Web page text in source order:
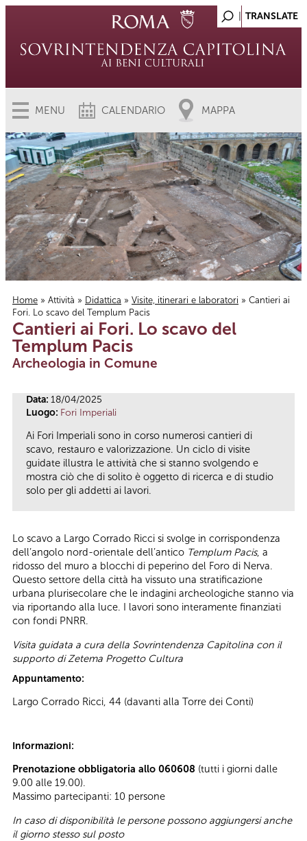
MENU CALENDARIO MAPPA
Tu sei qui
Home » Attività » Didattica » Visite, itinerari e laboratori » Cantieri ai
Fori. Lo scavo del Templum Pacis
Cantieri ai Fori. Lo scavo del
Templum Pacis
Archeologia in Comune
Data: 18/04/2025
Luogo: Fori Imperiali
Ai Fori Imperiali sono in corso numerosi cantieri di
scavo, restauro e valorizzazione. Un ciclo di visite
guidate illustra le attività che si stanno svolgendo e
mostra ciò che di solito è oggetto di ricerca e di studio
solo per gli addetti ai lavori.
Lo scavo a Largo Corrado Ricci si svolge in corrispondenza
dell’angolo nord-orientale dell’antico Templum Pacis, a
ridosso del muro a blocchi di peperino del Foro di Nerva.
Questo settore della città ha vissuto una stratificazione
urbana plurisecolare che le indagini archeologiche stanno via
via riportando alla luce. I lavori sono interamente finanziati
con fondi PNRR.
Visita guidata a cura della Sovrintendenza Capitolina con il
supporto di Zetema Progetto Cultura
Appuntamento:
Largo Corrado Ricci, 44 (davanti alla Torre dei Conti)
Informazioni:
Prenotazione obbligatoria allo 060608 (tutti i giorni dalle
9.00 alle 19.00).
Massimo partecipanti: 10 persone
In caso di disponibilità le persone possono aggiungersi anche
il giorno stesso sul posto